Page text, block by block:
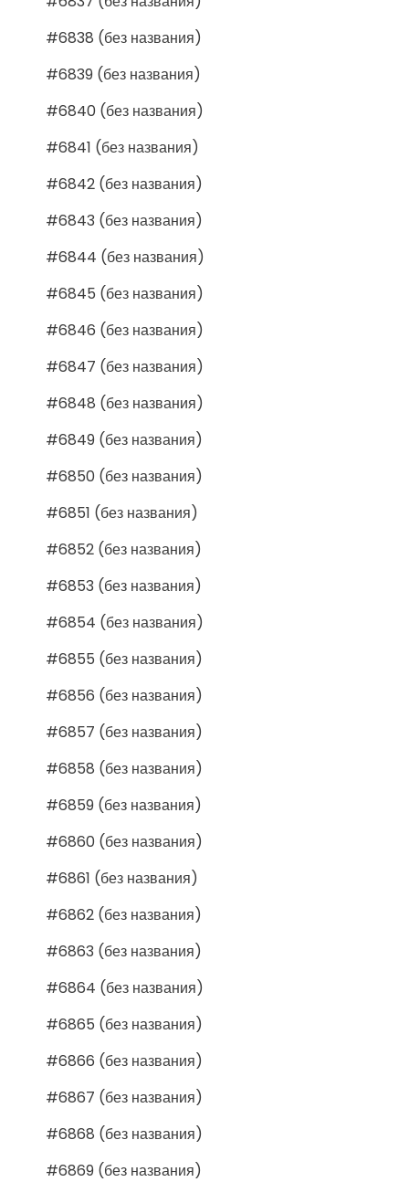
#6838 (без названия)
#6839 (без названия)
#6840 (без названия)
#6841 (без названия)
#6842 (без названия)
#6843 (без названия)
#6844 (без названия)
#6845 (без названия)
#6846 (без названия)
#6847 (без названия)
#6848 (без названия)
#6849 (без названия)
#6850 (без названия)
#6851 (без названия)
#6852 (без названия)
#6853 (без названия)
#6854 (без названия)
#6855 (без названия)
#6856 (без названия)
#6857 (без названия)
#6858 (без названия)
#6859 (без названия)
#6860 (без названия)
#6861 (без названия)
#6862 (без названия)
#6863 (без названия)
#6864 (без названия)
#6865 (без названия)
#6866 (без названия)
#6867 (без названия)
#6868 (без названия)
#6869 (без названия)